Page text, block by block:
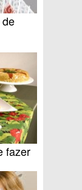
fazer